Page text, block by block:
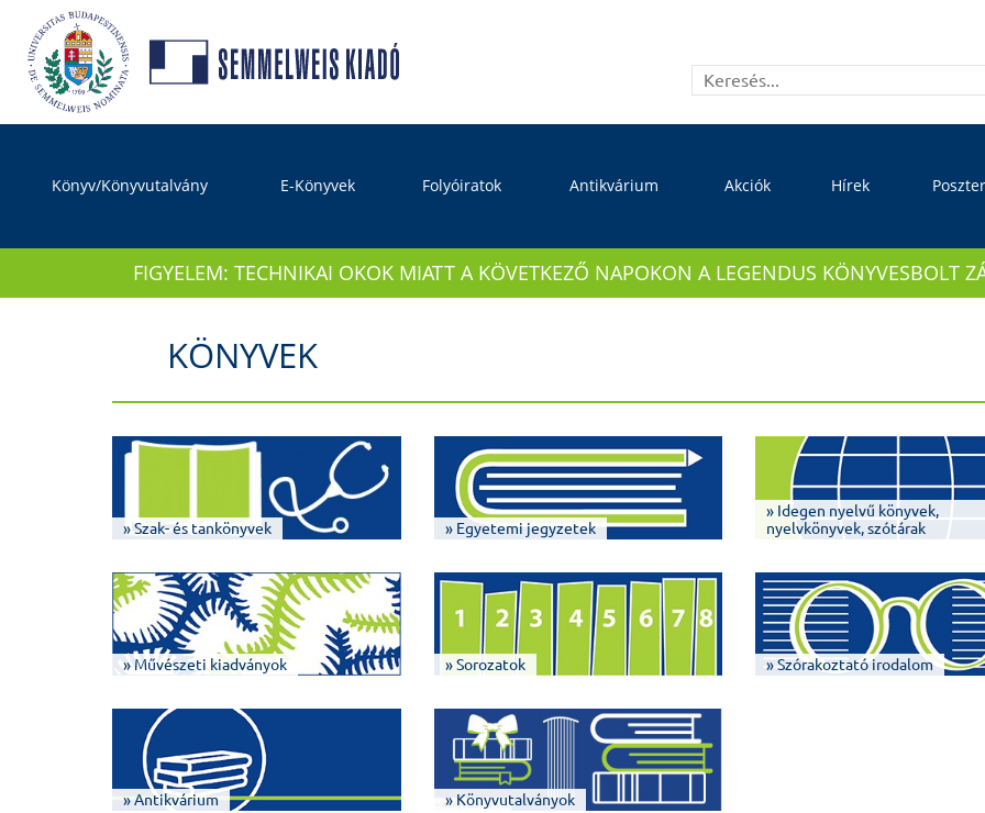
Könyv/Könyvutalvány E-Könyvek Folyóiratok Antikvárium Akciók Hírek
FIGYELEM: TECHNIKAI OKOK MIATT A KÖVETKEZŐ NAPOKON A LEGENDUS KÖNYVESBOLT
KÖNYVEK
» Szak- és tankönyvek » Egyetemi jegyzetek
» Idegen nyelvű könyvek,
nyelvkönyvek, szótárak
» Művészeti kiadványok » Sorozatok » Szórakoztató irodalom
» Antikvárium » Könyvutalványok